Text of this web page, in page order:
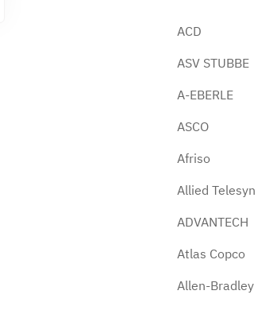
ACD
ASV STUBBE
A-EBERLE
ASCO
Afriso
Allied Telesyn
ADVANTECH
Atlas Copco
Allen-Bradley